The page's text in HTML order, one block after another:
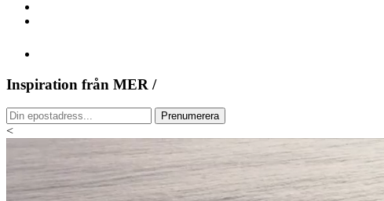
Inspiration från MER /
<